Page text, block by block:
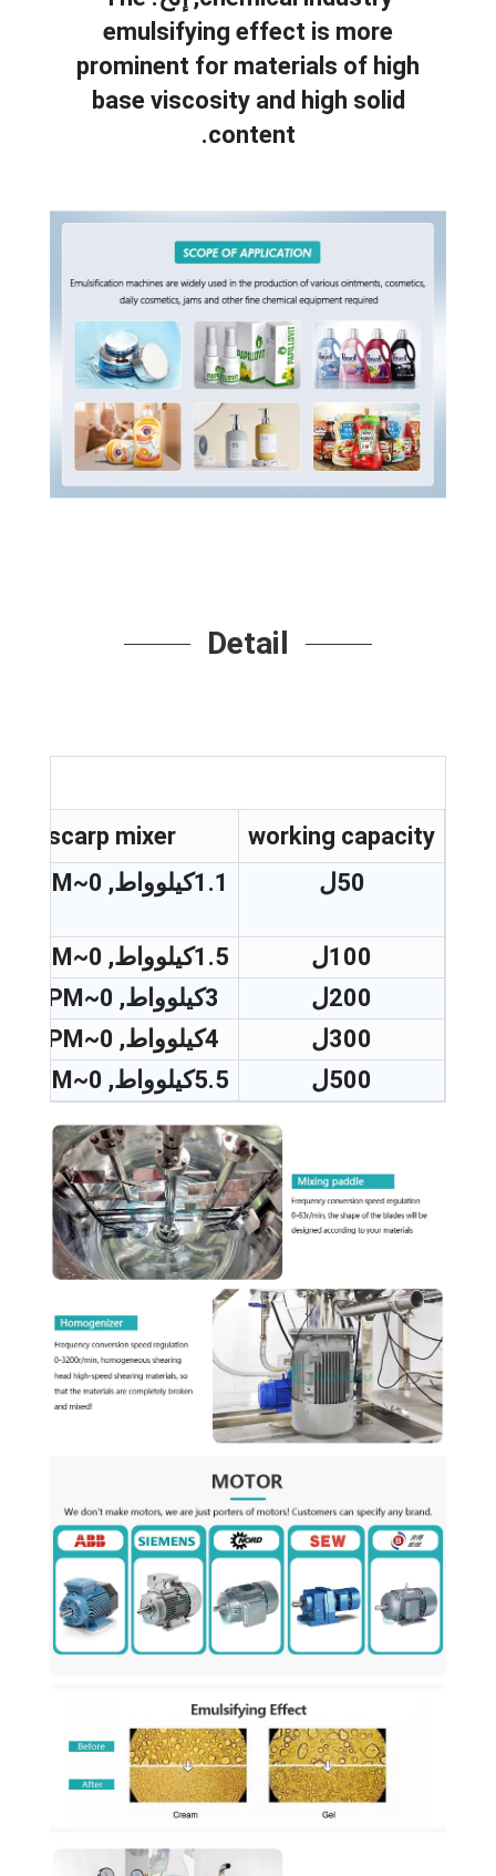
emulsifying effect is more
prominent for materials of high
base viscosity and high solid
content
.
Detail
working capacity
scarp mixer
50ل
1.1كيلوواط, 0 ~63RPM
100ل 1.5كيلوواط, 0
~65RPM
200ل
~65RPM
300ل
~65RPM
500ل
5.5كيلوواط, 0 ~65RPM